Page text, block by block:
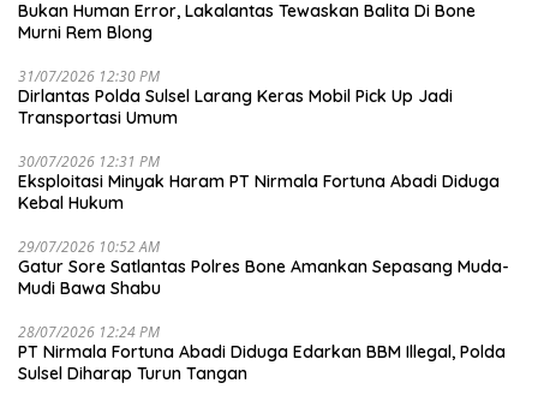
Bukan Human Error, Lakalantas Tewaskan Balita Di Bone
Murni Rem Blong
31/07/2026 12:30 PM
Dirlantas Polda Sulsel Larang Keras Mobil Pick Up Jadi
Transportasi Umum
30/07/2026 12:31 PM
Eksploitasi Minyak Haram PT Nirmala Fortuna Abadi Diduga
Kebal Hukum
29/07/2026 10:52 AM
Gatur Sore Satlantas Polres Bone Amankan Sepasang Muda-
Mudi Bawa Shabu
28/07/2026 12:24 PM
PT Nirmala Fortuna Abadi Diduga Edarkan BBM Illegal, Polda
Sulsel Diharap Turun Tangan